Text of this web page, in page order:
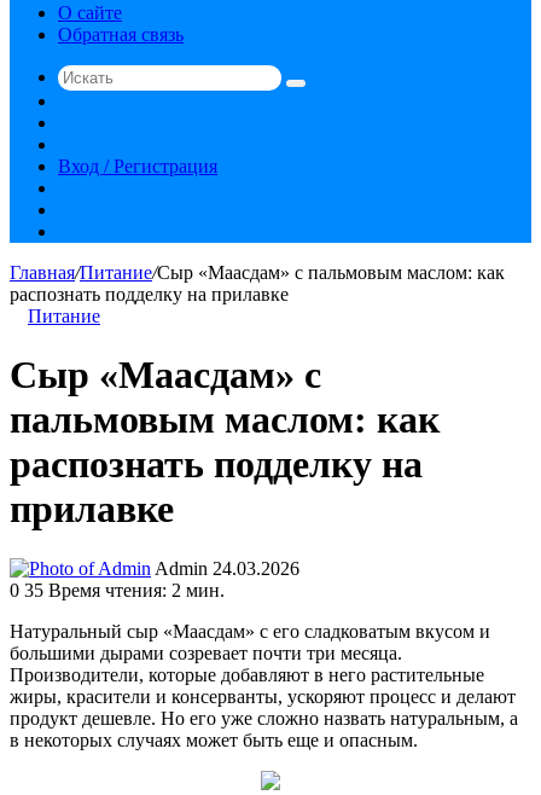
О сайте
Обратная связь
Искать
статья
Вход / Регистрация
Главная/Питание/Сыр «Маасдам» с пальмовым маслом: как
распознать подделку на прилавке
Питание
Сыр «Маасдам» с
пальмовым маслом: как
распознать подделку на
прилавке
Admin Send
an
24.03.2026
0 35 Время чтения: 2 мин.
Натуральный сыр «Маасдам» с его сладковатым вкусом и
большими дырами созревает почти три месяца.
Производители, которые добавляют в него растительные
жиры, красители и консерванты, ускоряют процесс и делают
продукт дешевле. Но его уже сложно назвать натуральным, а
в некоторых случаях может быть еще и опасным.